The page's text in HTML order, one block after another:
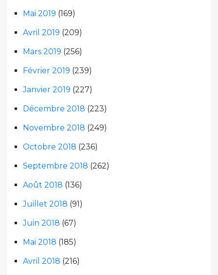
Mai 2019 (169)
Avril 2019 (209)
Mars 2019 (256)
Février 2019 (239)
Janvier 2019 (227)
Décembre 2018 (223)
Novembre 2018 (249)
Octobre 2018 (236)
Septembre 2018 (262)
Août 2018 (136)
Juillet 2018 (91)
Juin 2018 (67)
Mai 2018 (185)
Avril 2018 (216)